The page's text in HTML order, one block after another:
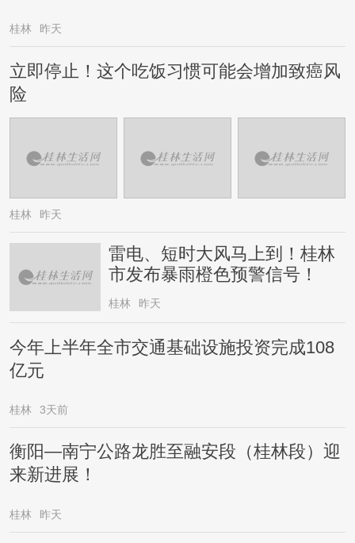
桂林 昨天
立即停止！这个吃饭习惯可能会增加致癌风
险
桂林 昨天
雷电、短时大风马上到！桂林
市发布暴雨橙色预警信号！
桂林 昨天
今年上半年全市交通基础设施投资完成108
亿元
桂林 3天前
衡阳—南宁公路龙胜至融安段（桂林段）迎
来新进展！
桂林 昨天